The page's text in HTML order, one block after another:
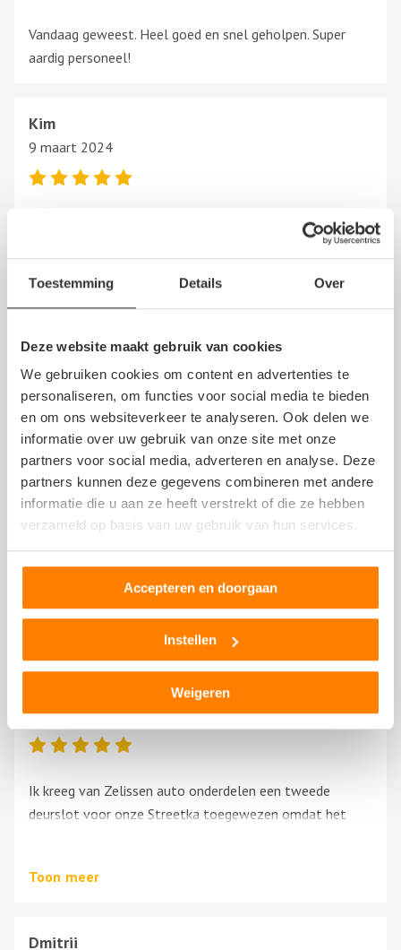
Toestemming Details Over
Deze website maakt gebruik van cookies
We gebruiken cookies om content en advertenties te
personaliseren, om functies voor social media te bieden
en om ons websiteverkeer te analyseren. Ook delen we
informatie over uw gebruik van onze site met onze
partners voor social media, adverteren en analyse. Deze
partners kunnen deze gegevens combineren met andere
informatie die u aan ze heeft verstrekt of die ze hebben
verzameld op basis van uw gebruik van hun services.
Accepteren en doorgaan
Instellen
Weigeren
Vandaag geweest. Heel goed en snel geholpen. Super
aardig personeel!
Kim
9 maart 2024
Zeer vriendelijk en behulpzaam! Denken met je mee ,top
wilma
top service en super geholpen echt een aanrader voor
iedereen die onderdelen nodig heeft
Theo
12 juni 2023
Klein onderdeeltje nodig voor een Cmax. Mocht ik gratis
meenemen. Klasse!!
16 mei 2023
Ik kreeg van Zelissen auto onderdelen een tweede
deurslot voor onze Streetka toegewezen omdat het
Toon meer
Dmitrii